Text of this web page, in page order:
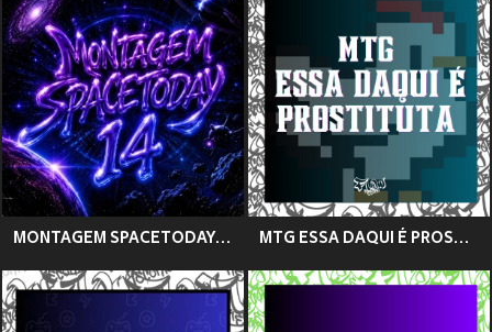
MONTAGEM SPACETODAY 14 (Explicit) MTG ESSA DAQUI É PROSTITUTA (Explicit)